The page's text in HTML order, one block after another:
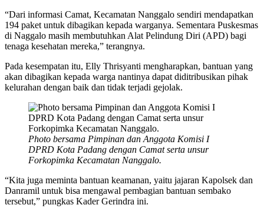
“Dari informasi Camat, Kecamatan Nanggalo sendiri mendapatkan
194 paket untuk dibagikan kepada warganya. Sementara Puskesmas
di Naggalo masih membutuhkan Alat Pelindung Diri (APD) bagi
tenaga kesehatan mereka,” terangnya.
Pada kesempatan itu, Elly Thrisyanti mengharapkan, bantuan yang
akan dibagikan kepada warga nantinya dapat diditribusikan pihak
kelurahan dengan baik dan tidak terjadi gejolak.
Photo bersama Pimpinan dan Anggota Komisi I
DPRD Kota Padang dengan Camat serta unsur
Forkopimka Kecamatan Nanggalo.
“Kita juga meminta bantuan keamanan, yaitu jajaran Kapolsek dan
Danramil untuk bisa mengawal pembagian bantuan sembako
tersebut,” pungkas Kader Gerindra ini.